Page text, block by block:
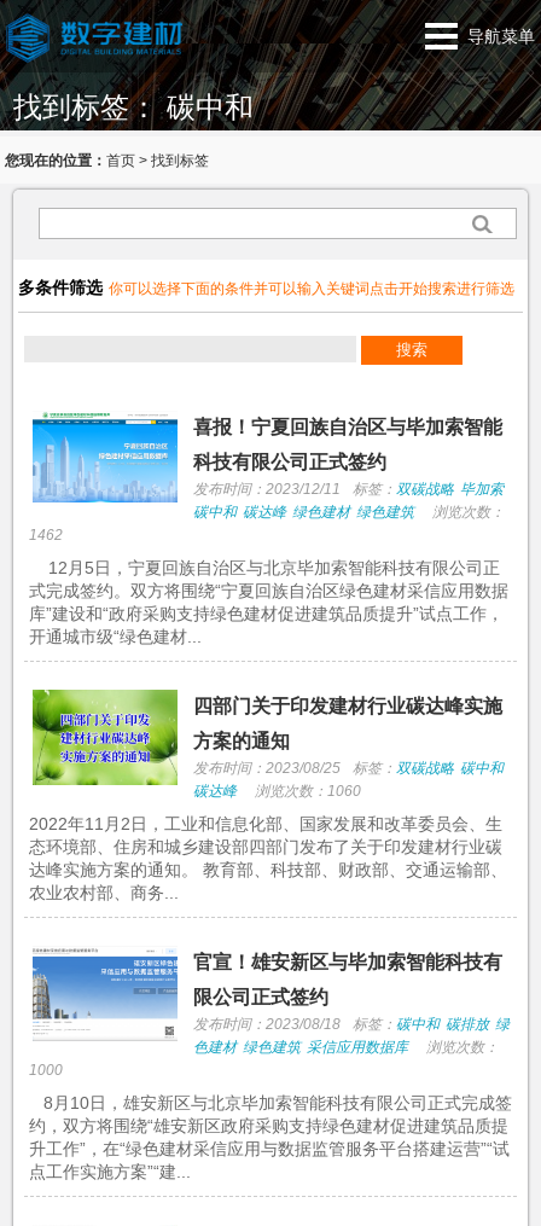
导航菜单
找到标签： 碳中和
您现在的位置：首页 >找到标签
多条件筛选 你可以选择下面的条件并可以输入关键词点击开始搜索进行筛选
喜报！宁夏回族自治区与毕加索智能
科技有限公司正式签约
发布时间：2023/12/11 标签： 双碳战略 毕加索
碳中和 碳达峰 绿色建材 绿色建筑
浏览次数：
1462
12月5日，宁夏回族自治区与北京毕加索智能科技有限公司正
式完成签约。双方将围绕“宁夏回族自治区绿色建材采信应用数据
库”建设和“政府采购支持绿色建材促进建筑品质提升”试点工作，
开通城市级“绿色建材...
四部门关于印发建材行业碳达峰实施
方案的通知
发布时间：2023/08/25 标签： 双碳战略 碳中和
碳达峰
浏览次数：1060
2022年11月2日，工业和信息化部、国家发展和改革委员会、生
态环境部、住房和城乡建设部四部门发布了关于印发建材行业碳
达峰实施方案的通知。 教育部、科技部、财政部、交通运输部、
农业农村部、商务...
官宣！雄安新区与毕加索智能科技有
限公司正式签约
发布时间：2023/08/18 标签： 碳中和 碳排放 绿
色建材 绿色建筑 采信应用数据库
浏览次数：
1000
8月10日，雄安新区与北京毕加索智能科技有限公司正式完成签
约，双方将围绕“雄安新区政府采购支持绿色建材促进建筑品质提
升工作”，在“绿色建材采信应用与数据监管服务平台搭建运营”“试
点工作实施方案”“建...